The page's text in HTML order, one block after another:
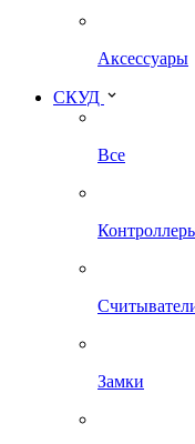
Аксессуары
СКУД
Все
Замки